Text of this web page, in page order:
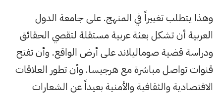
وهذا يتطلب تغييراً في المنهج. على جامعة الدول
العربية أن تشكل بعثة عربية مستقلة لتقصي الحقائق
ودراسة قضية صوماليلاند على أرض الواقع. وأن تفتح
قنوات تواصل مباشرة مع هرجيسا. وأن تطور العلاقات
الاقتصادية والثقافية والأمنية بعيداً عن الشعارات